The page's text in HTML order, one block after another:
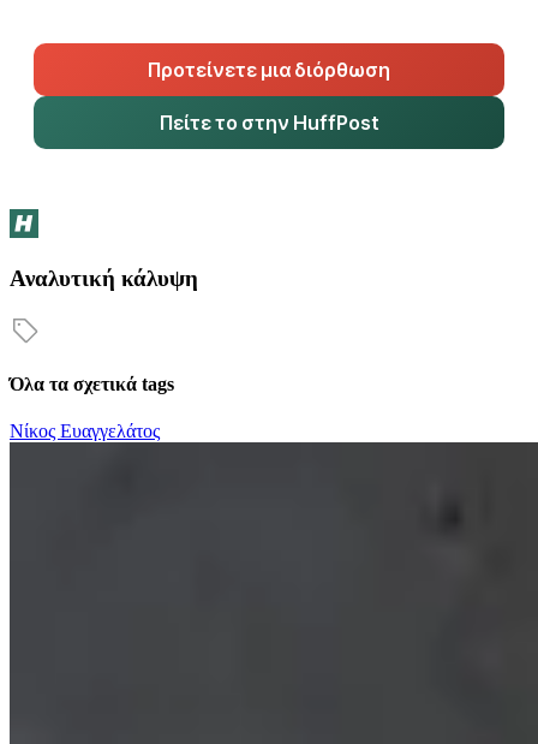
Προτείνετε μια διόρθωση
Πείτε το στην HuffPost
Αναλυτική κάλυψη
Όλα τα σχετικά tags
Νίκος Ευαγγελάτος